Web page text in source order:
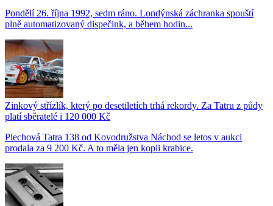
Pondělí 26. října 1992, sedm ráno. Londýnská záchranka spouští
plně automatizovaný dispečink, a během hodin...
Zinkový střízlík, který po desetiletích trhá rekordy. Za Tatru z půdy
platí sběratelé i 120 000 Kč
Plechová Tatra 138 od Kovodružstva Náchod se letos v aukci
prodala za 9 200 Kč. A to měla jen kopii krabice.